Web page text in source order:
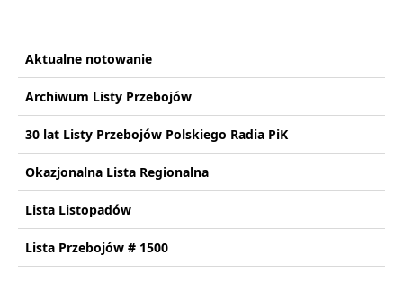
Aktualne notowanie
Archiwum Listy Przebojów
30 lat Listy Przebojów Polskiego Radia PiK
Okazjonalna Lista Regionalna
Lista Listopadów
Lista Przebojów # 1500